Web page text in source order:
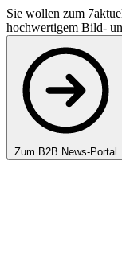
Sie wollen zum
hochwertigem Bild-
Zum B2B News-Portal